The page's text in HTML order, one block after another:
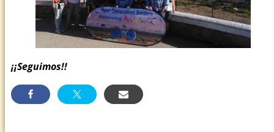
¡¡Seguimos!!